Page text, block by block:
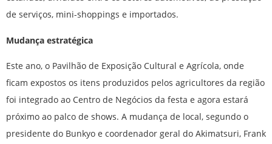
de serviços, mini-shoppings e importados.
Mudança estratégica
Este ano, o Pavilhão de Exposição Cultural e Agrícola, onde
ficam expostos os itens produzidos pelos agricultores da região
foi integrado ao Centro de Negócios da festa e agora estará
próximo ao palco de shows. A mudança de local, segundo o
presidente do Bunkyo e coordenador geral do Akimatsuri, Frank